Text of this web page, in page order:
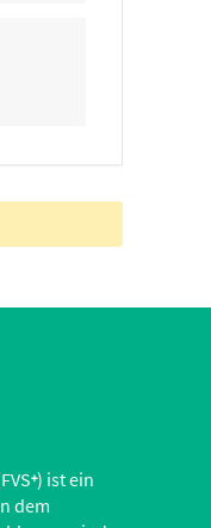
+) ist ein
dem